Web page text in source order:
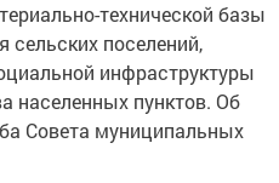
технической базы
сельских поселений,
инфраструктуры
населенных пунктов. Об
Совета муниципальных